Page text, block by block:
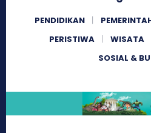
PENDIDIKAN
PERISTIWA
WISATA
SOSIAL &